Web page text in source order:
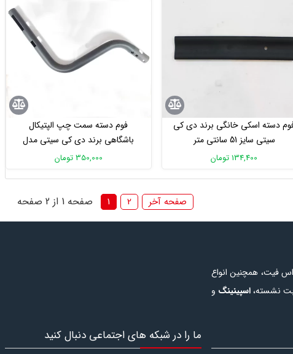
دسته اسکی خانگی برند دی کی
سیتی سایز 51 سانتی متر
134,400 تومان
فوم دسته سمت چپ الپتیکال
باشگاهی برند دی کی سیتی مدل
CROSSFIT88
350,000 تومان
صفحه 1 از 2 صفحه 1 2 صفحه آخر
فیت، همچنین انواع
نشسته،اسپینینگ و
نیاز برای رشته های
ما را در شبکه های اجتماعی دنبال کنید